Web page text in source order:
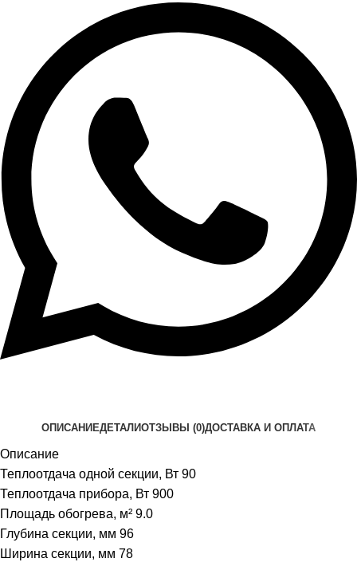
ОПИСАНИЕДЕТАЛИОТЗЫВЫ (0)ДОСТАВКА И ОПЛАТА
Описание
Теплоотдача одной секции, Вт 90
Теплоотдача прибора, Вт 900
Площадь обогрева, м² 9.0
Глубина секции, мм 96
Ширина секции, мм 78